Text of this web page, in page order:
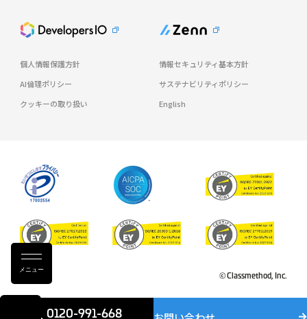
メニュー
個人情報保護方針
情報セキュリティ基本方針
AI倫理ポリシー
サステナビリティポリシー
クッキーの取り扱い
English
© Classmethod, Inc.
0120-991-668